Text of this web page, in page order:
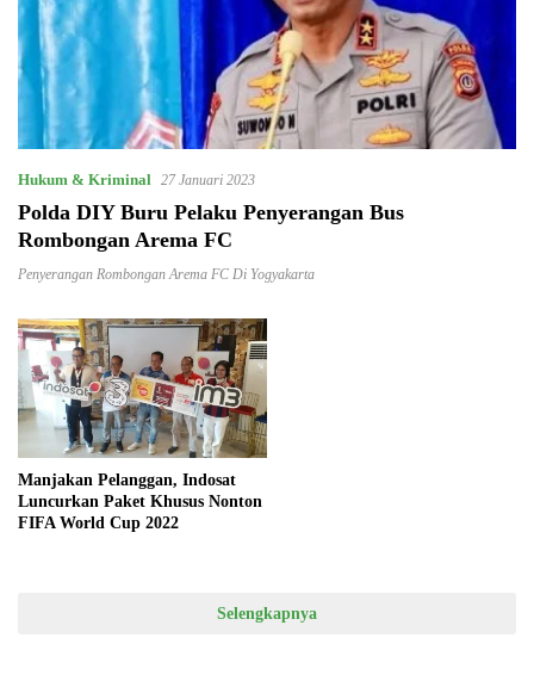
Hukum & Kriminal 27 Januari 2023
Polda DIY Buru Pelaku Penyerangan Bus
Rombongan Arema FC
Penyerangan Rombongan Arema FC Di Yogyakarta
Manjakan Pelanggan, Indosat
Luncurkan Paket Khusus Nonton
FIFA World Cup 2022
Selengkapnya